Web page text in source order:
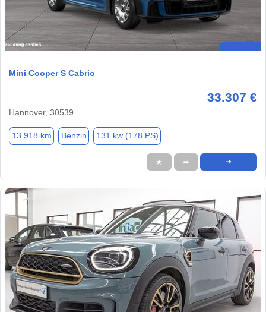
Mini Cooper S Cabrio
33.307 €
Hannover, 30539
13.918 km Benzin 131 kw (178 PS)
★ ➦ ➜